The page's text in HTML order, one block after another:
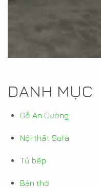
DANH MỤC
Gỗ An Cường
Nội thất Sofa
Tủ bếp
Bàn thờ